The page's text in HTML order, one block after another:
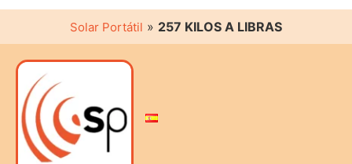
Solar Portátil » 257 KILOS A LIBRAS